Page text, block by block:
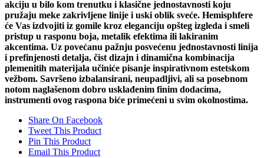
akciju u bilo kom trenutku i klasične jednostavnosti koju
pružaju meke zakrivljene linije i uski oblik sveće. Hemisphfere
će Vas izdvojiti iz gomile kroz eleganciju opšteg izgleda i smeli
pristup u rasponu boja, metalik efektima ili lakiranim
akcentima. Uz povećanu pažnju posvećenu jednostavnosti linija
i prefinjenosti detalja, čist dizajn i dinamična kombinacija
plemenitih materijala učiniće pisanje inspirativnom estetskom
vežbom. Savršeno izbalansirani, neupadljivi, ali sa posebnom
notom naglašenom dobro usklađenim finim dodacima,
instrumenti ovog raspona biće primećeni u svim okolnostima.
Share On Facebook
Tweet This Product
Pin This Product
Email This Product